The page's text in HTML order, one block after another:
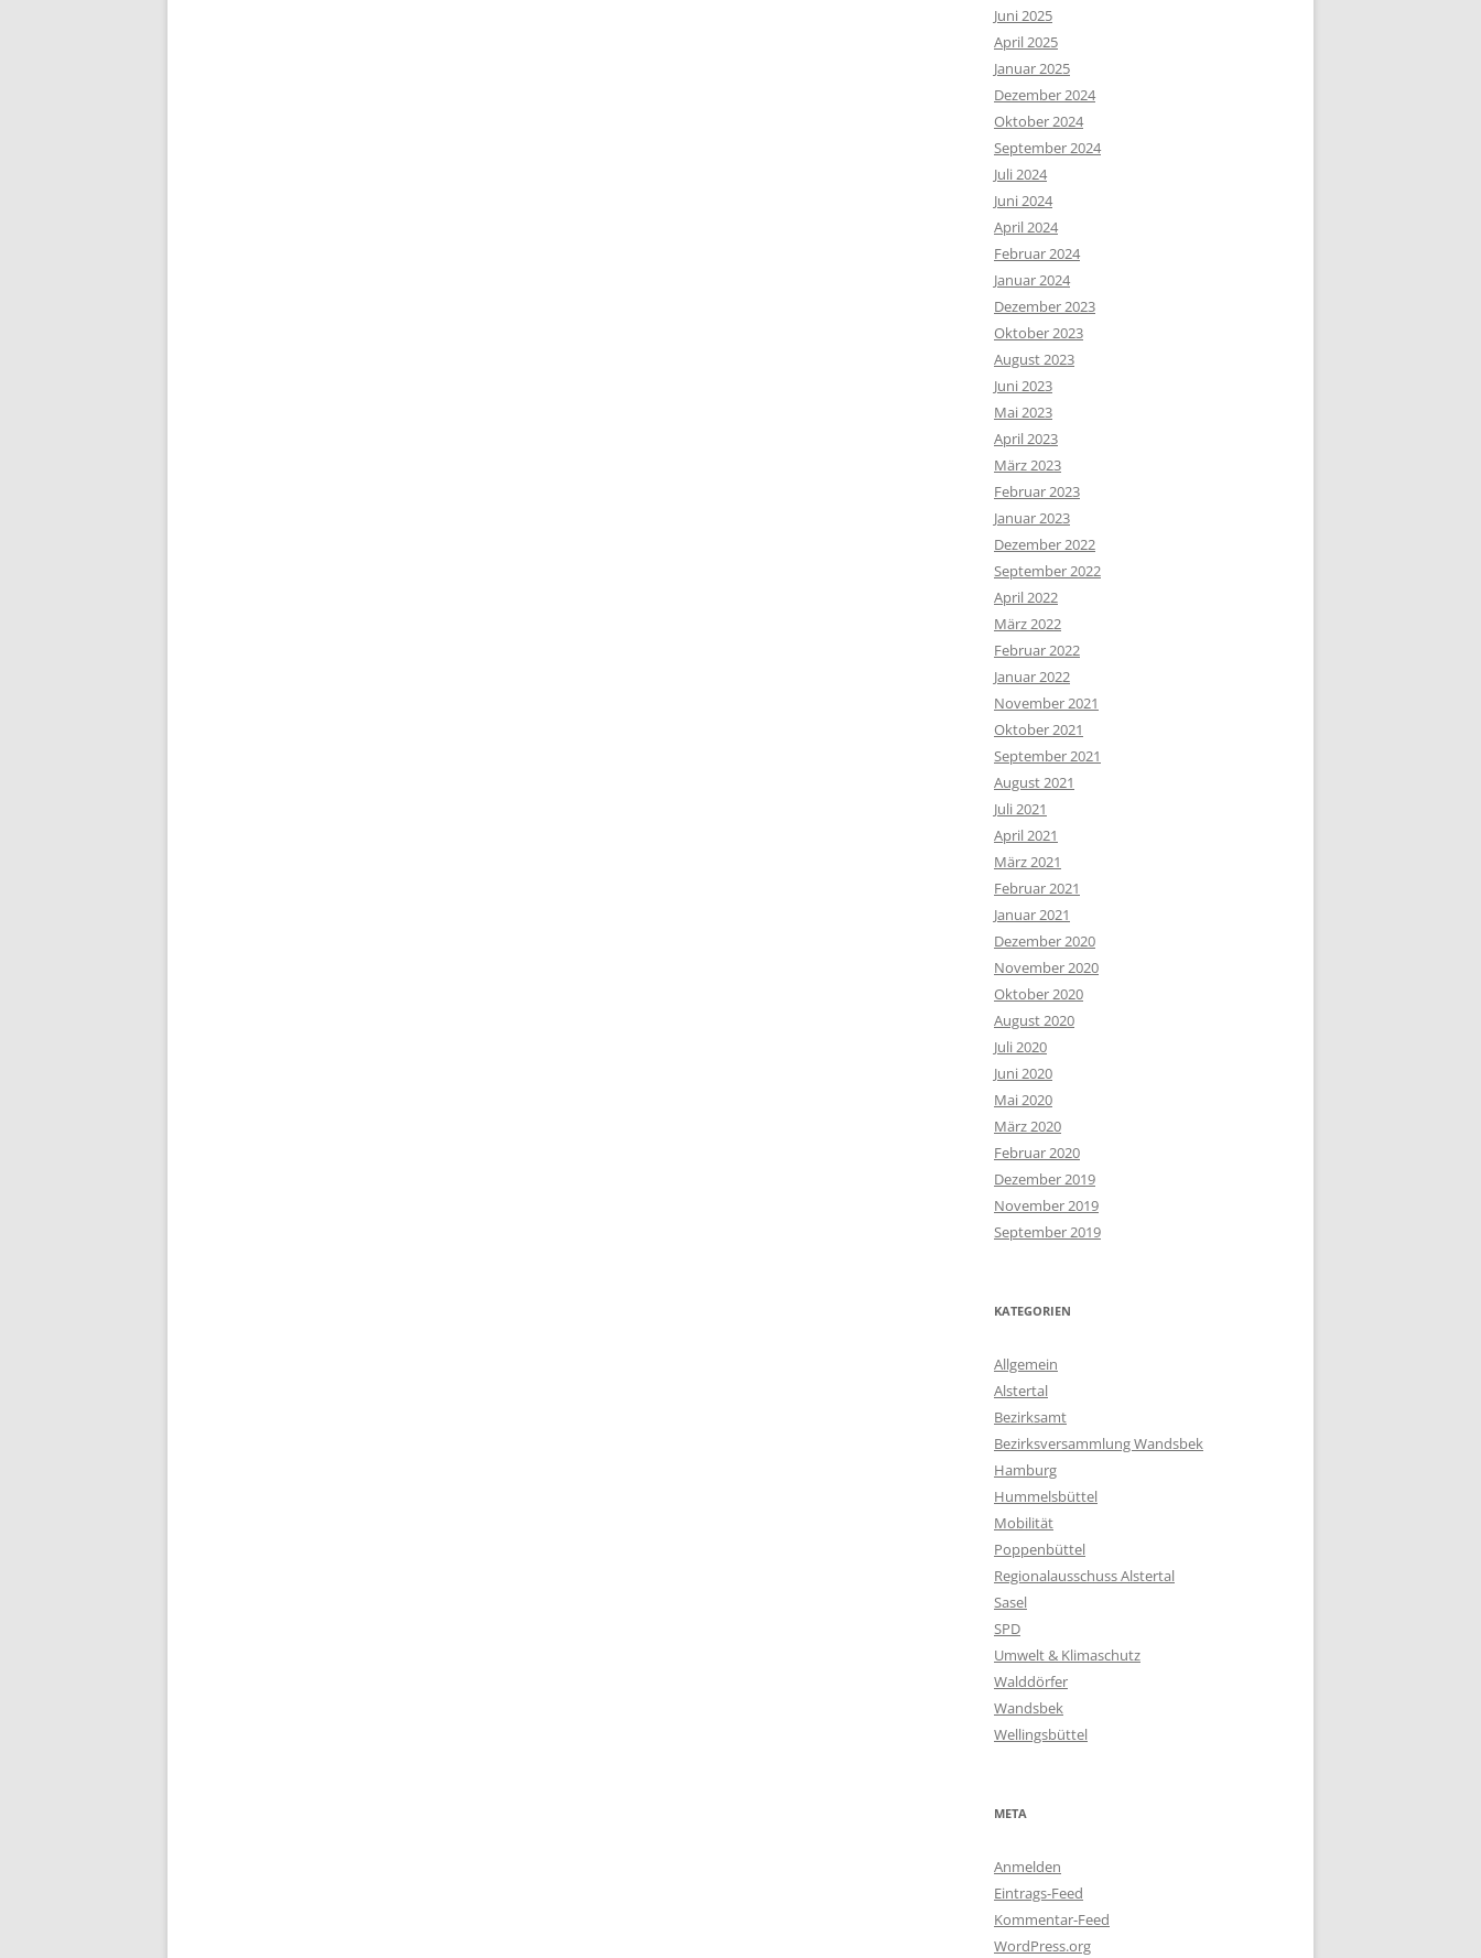
Juni 2025
April 2025
Januar 2025
Dezember 2024
Oktober 2024
September 2024
Juli 2024
Juni 2024
April 2024
Februar 2024
Januar 2024
Dezember 2023
Oktober 2023
August 2023
Juni 2023
Mai 2023
April 2023
März 2023
Februar 2023
Januar 2023
Dezember 2022
September 2022
April 2022
März 2022
Februar 2022
Januar 2022
November 2021
Oktober 2021
September 2021
August 2021
Juli 2021
April 2021
März 2021
Februar 2021
Januar 2021
Dezember 2020
November 2020
Oktober 2020
August 2020
Juli 2020
Juni 2020
Mai 2020
März 2020
Februar 2020
Dezember 2019
November 2019
September 2019
KATEGORIEN
Allgemein
Alstertal
Bezirksamt
Bezirksversammlung Wandsbek
Hamburg
Hummelsbüttel
Mobilität
Poppenbüttel
Regionalausschuss Alstertal
Sasel
SPD
Umwelt & Klimaschutz
Walddörfer
Wandsbek
Wellingsbüttel
META
Anmelden
Eintrags-Feed
Kommentar-Feed
WordPress.org